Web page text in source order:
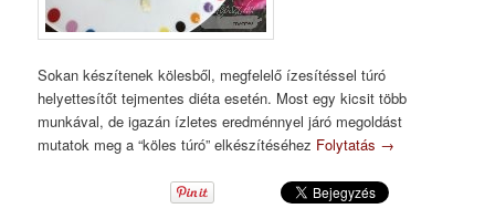
Sokan készítenek kölesből, megfelelő ízesítéssel túró
helyettesítőt tejmentes diéta esetén. Most egy kicsit több
munkával, de igazán ízletes eredménnyel járó megoldást
mutatok meg a “köles túró” elkészítéséhez Folytatás →